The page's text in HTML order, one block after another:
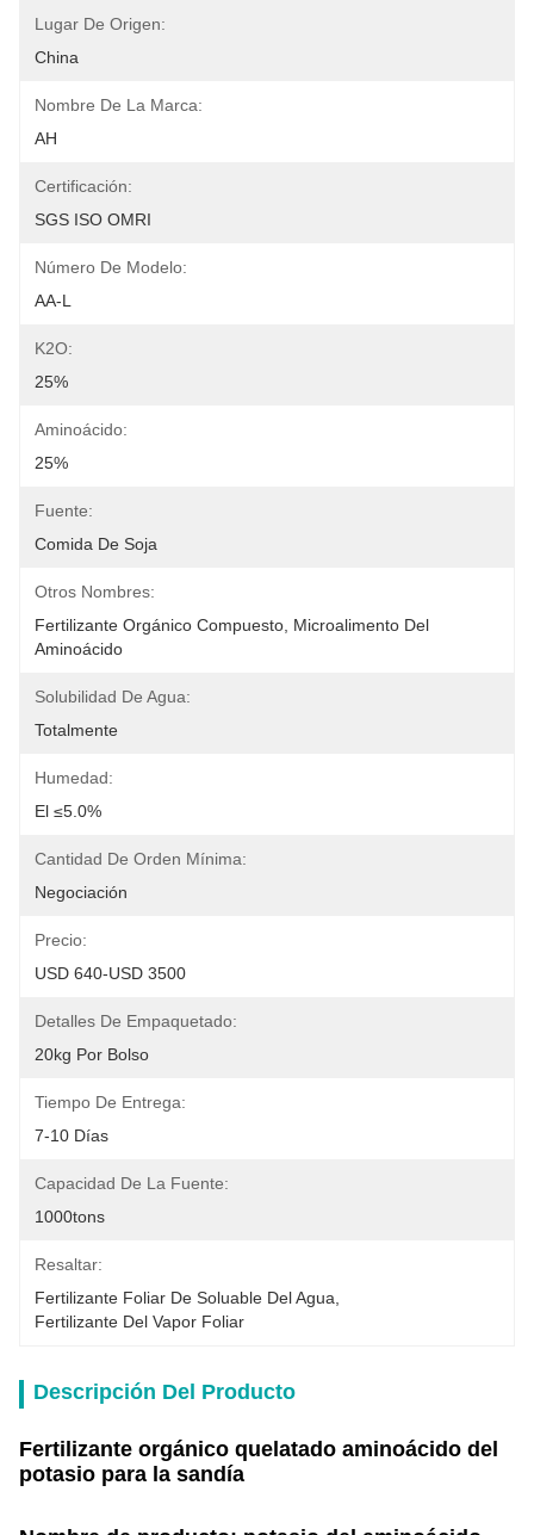
Lugar De Origen:
China
Nombre De La Marca:
AH
Certificación:
SGS ISO OMRI
Número De Modelo:
AA-L
K2O:
25%
Aminoácido:
25%
Fuente:
Comida De Soja
Otros Nombres:
Fertilizante Orgánico Compuesto, Microalimento Del
Aminoácido
Solubilidad De Agua:
Totalmente
Humedad:
El ≤5.0%
Cantidad De Orden Mínima:
Negociación
Precio:
USD 640-USD 3500
Detalles De Empaquetado:
20kg Por Bolso
Tiempo De Entrega:
7-10 Días
Capacidad De La Fuente:
1000tons
Resaltar:
Fertilizante Foliar De Soluable Del Agua
Fertilizante Del Vapor Foliar
Descripción Del Producto
Fertilizante orgánico quelatado aminoácido del
potasio para la sandía